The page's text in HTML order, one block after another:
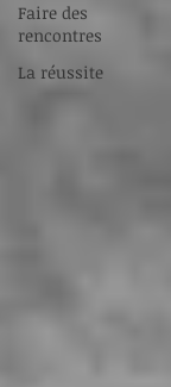
Faire des
rencontres
La réussite